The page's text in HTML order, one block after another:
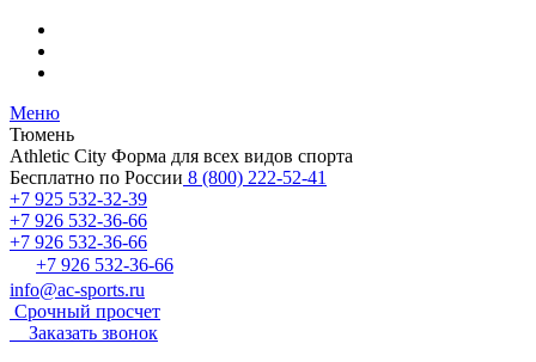
Меню
Тюмень
Athletic City Форма для всех видов спорта
Бесплатно по России 8 (800) 222-52-41
+7 925 532-32-39
+7 926 532-36-66
+7 926 532-36-66
+7 926 532-36-66
info@ac-sports.ru
Срочный просчет
Заказать звонок